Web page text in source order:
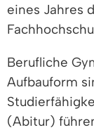
eines Jahres
Berufliche
Aufbauform
(Abitur)